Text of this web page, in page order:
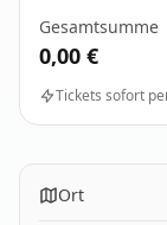
Gesamtsumme
0,00 €
Tickets sofort
Ort